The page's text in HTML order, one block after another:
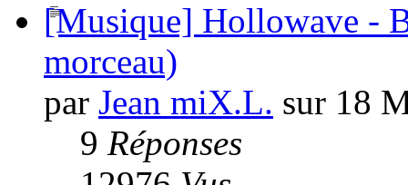
[Musique] Hollowave -
morceau)
par Jean miX.L. sur 18
9 Réponses